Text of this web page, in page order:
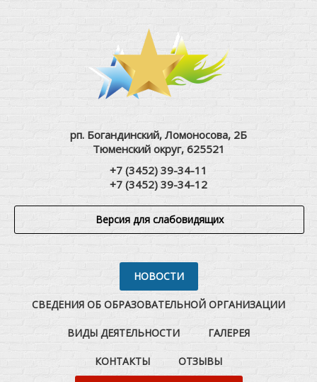
рп. Богандинский, Ломоносова, 2Б
Тюменский округ, 625521
+7 (3452) 39-34-11
+7 (3452) 39-34-12
Версия для слабовидящих
НОВОСТИ
СВЕДЕНИЯ ОБ ОБРАЗОВАТЕЛЬНОЙ ОРГАНИЗАЦИИ
ВИДЫ ДЕЯТЕЛЬНОСТИ ГАЛЕРЕЯ
КОНТАКТЫ ОТЗЫВЫ